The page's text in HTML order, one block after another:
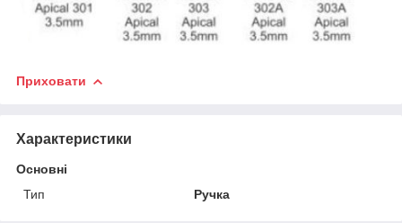
Приховати
Характеристики
Основні
Тип
Ручка